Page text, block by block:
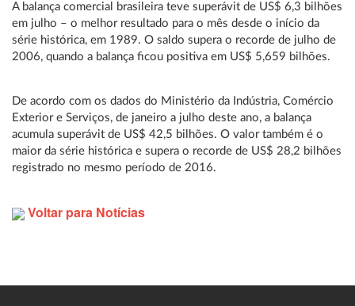
A balança comercial brasileira teve superávit de US$ 6,3 bilhões
em julho – o melhor resultado para o mês desde o início da
série histórica, em 1989. O saldo supera o recorde de julho de
2006, quando a balança ficou positiva em US$ 5,659 bilhões.
De acordo com os dados do Ministério da Indústria, Comércio
Exterior e Serviços, de janeiro a julho deste ano, a balança
acumula superávit de US$ 42,5 bilhões. O valor também é o
maior da série histórica e supera o recorde de US$ 28,2 bilhões
registrado no mesmo período de 2016.
Voltar para Notícias